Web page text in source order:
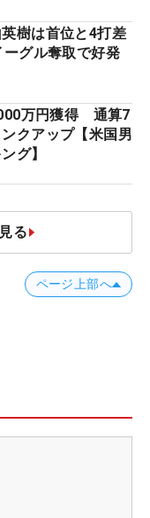
樹は首位と4打差
グル奪取で好発
万円獲得 通算7
クアップ【米国男
グ】
る
ページ上部へ